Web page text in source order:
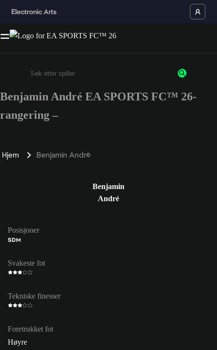
Enter a minimum of 3 characters or numbers
Benjamin André EA SPORTS FC™ 26-
rangering –
Hjem Benjamin André
Benjamin
André
Posisjoner
SDM
Svakeste fot
Tekniske finesser
Foretrukket fot
Høyre